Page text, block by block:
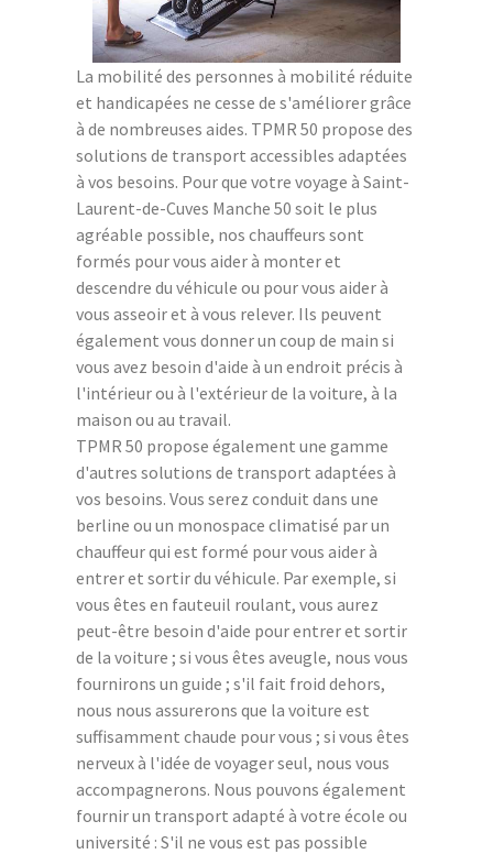
La mobilité des personnes à mobilité réduite
et handicapées ne cesse de s'améliorer grâce
à de nombreuses aides. TPMR 50 propose des
solutions de transport accessibles adaptées
à vos besoins. Pour que votre voyage à Saint-
Laurent-de-Cuves Manche 50 soit le plus
agréable possible, nos chauffeurs sont
formés pour vous aider à monter et
descendre du véhicule ou pour vous aider à
vous asseoir et à vous relever. Ils peuvent
également vous donner un coup de main si
vous avez besoin d'aide à un endroit précis à
l'intérieur ou à l'extérieur de la voiture, à la
maison ou au travail.
TPMR 50 propose également une gamme
d'autres solutions de transport adaptées à
vos besoins. Vous serez conduit dans une
berline ou un monospace climatisé par un
chauffeur qui est formé pour vous aider à
entrer et sortir du véhicule. Par exemple, si
vous êtes en fauteuil roulant, vous aurez
peut-être besoin d'aide pour entrer et sortir
de la voiture ; si vous êtes aveugle, nous vous
fournirons un guide ; s'il fait froid dehors,
nous nous assurerons que la voiture est
suffisamment chaude pour vous ; si vous êtes
nerveux à l'idée de voyager seul, nous vous
accompagnerons. Nous pouvons également
fournir un transport adapté à votre école ou
université : S'il ne vous est pas possible